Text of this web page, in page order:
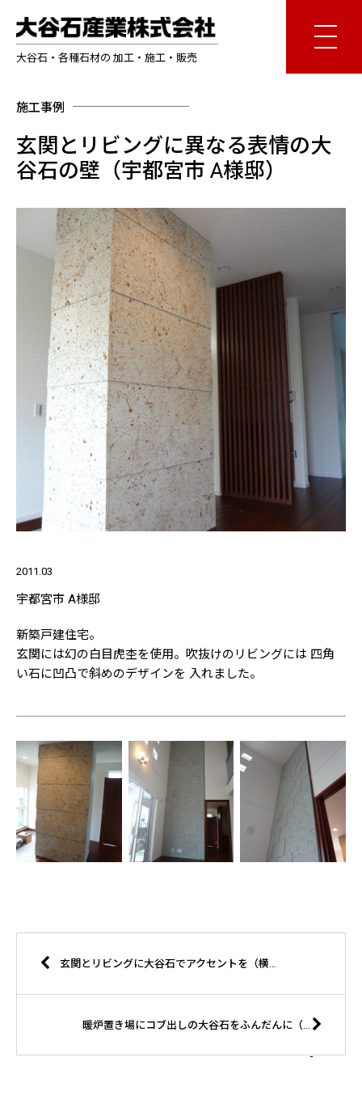
大谷石・各種石材の 加工・施工・販売
施工事例
玄関とリビングに異なる表情の大
谷石の壁（宇都宮市 A様邸）
2011.03
宇都宮市 A様邸
新築戸建住宅。
玄関には幻の白目虎杢を使用。吹抜けのリビングには 四角
い石に凹凸で斜めのデザインを 入れました。
玄関とリビングに大谷石でアクセントを（横浜市 Ｆ様邸）
暖炉置き場にコブ出しの大谷石をふんだんに（宇都宮市 S様邸）